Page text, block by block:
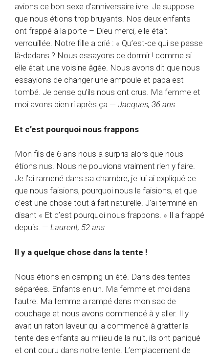
avions ce bon sexe d’anniversaire ivre. Je suppose
que nous étions trop bruyants. Nos deux enfants
ont frappé à la porte – Dieu merci, elle était
verrouillée. Notre fille a crié : « Qu’est-ce qui se passe
là-dedans ? Nous essayons de dormir ! comme si
elle était une voisine âgée. Nous avons dit que nous
essayions de changer une ampoule et papa est
tombé. Je pense qu’ils nous ont crus. Ma femme et
moi avons bien ri après ça.— Jacques, 36 ans
Et c’est pourquoi nous frappons
Mon fils de 6 ans nous a surpris alors que nous
étions nus. Nous ne pouvions vraiment rien y faire.
Je l’ai ramené dans sa chambre, je lui ai expliqué ce
que nous faisions, pourquoi nous le faisions, et que
c’est une chose tout à fait naturelle. J’ai terminé en
disant « Et c’est pourquoi nous frappons. » Il a frappé
depuis. — Laurent, 52 ans
Il y a quelque chose dans la tente !
Nous étions en camping un été. Dans des tentes
séparées. Enfants en un. Ma femme et moi dans
l’autre. Ma femme a rampé dans mon sac de
couchage et nous avons commencé à y aller. Il y
avait un raton laveur qui a commencé à gratter la
tente des enfants au milieu de la nuit, ils ont paniqué
et ont couru dans notre tente. L’emplacement de